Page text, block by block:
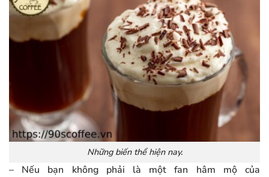
Những biến thể hiện nay.
– Nếu bạn không phải là một fan hâm mộ của